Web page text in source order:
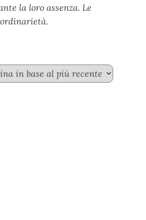
la loro assenza. Le